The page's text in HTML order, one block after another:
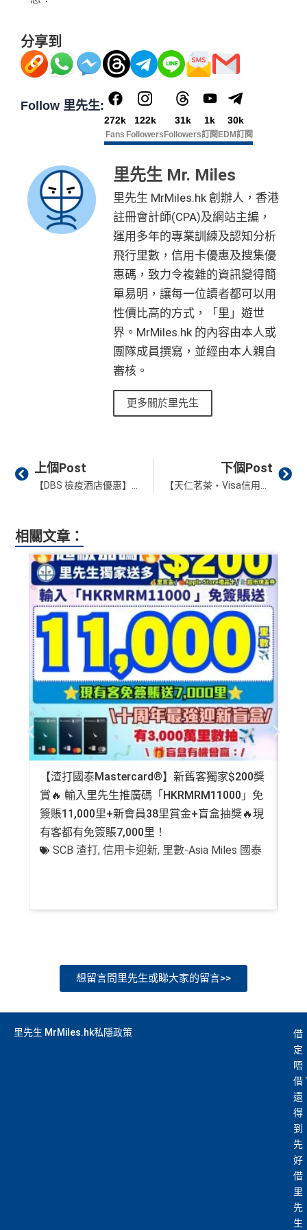
分享到
Follow 里先生:
272k
Fans
122k
Followers
31k
Followers
1k
訂閱
30k
EDM訂閱
里先生 Mr. Miles
里先生 MrMiles.hk 創辦人，香港
註冊會計師(CPA)及網站主編，
運用多年的專業訓練及認知分析
飛行里數，信用卡優惠及搜集優
惠碼，致力令複雜的資訊變得簡
單易明，讓每一位讀者都可以用
性價比高的方式，「里」遊世
界。MrMiles.hk 的內容由本人或
團隊成員撰寫，並經由本人親自
審核。
更多關於里先生
Prev
上個Post 下個Post
相關文章：
【渣打國泰Mastercard®】新舊客獨家$200獎
賞🔥 輸入里先生推廣碼「HKRMRM11000」免
簽賬11,000里+新會員38里賞金+盲盒抽獎🔥現
有客都有免簽賬7,000里！
SCB 渣打,信用卡迎新, 里數-Asia Miles 國泰
想留言問里先生或睇大家的留言>>
里先生 MrMiles.hk私隱政策
借
定
唔
借
還
得
到
先
好
借
里
先
生